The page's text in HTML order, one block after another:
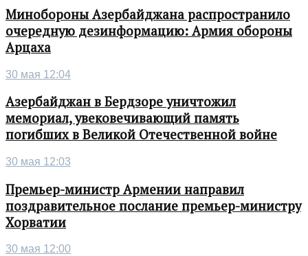
Минобороны Азербайджана распространило
очередную дезинформацию: Армия обороны
Арцаха
30 мая 12:04
Азербайджан в Бердзоре уничтожил
мемориал, увековечивающий память
погибших в Великой Отечественной войне
30 мая 12:03
Премьер-министр Армении направил
поздравительное послание премьер-министру
Хорватии
30 мая 12:00